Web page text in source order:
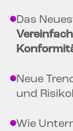
Das
Neue
und
Wie